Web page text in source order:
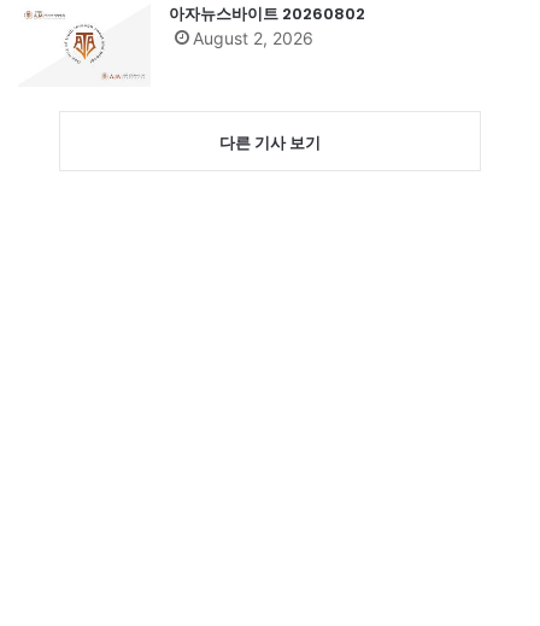
아자뉴스바이트 20260802
August 2, 2026
다른 기사 보기